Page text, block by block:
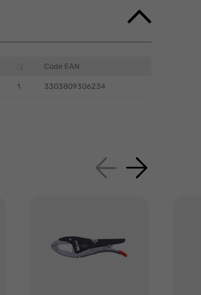
Code EAN
1 3303809306234